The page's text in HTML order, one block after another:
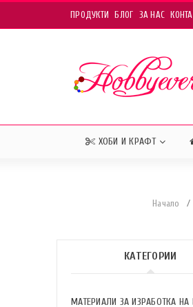
ПРОДУКТИ БЛОГ ЗА НАС
ХОБИ И КРАФТ
Начало /
КАТЕГОРИИ
МАТЕРИАЛИ ЗА ИЗРАБОТКА НА